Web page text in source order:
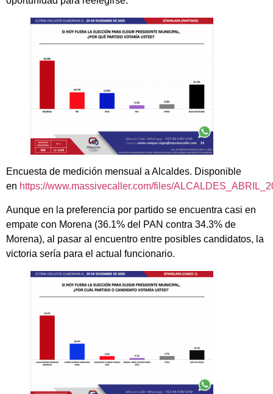
Encuesta de medición mensual a Alcaldes. Disponible
en https://www.massivecaller.com/files/
Aunque en la preferencia por partido se encuentra casi en
empate con Morena (36.1% del PAN contra 34.3% de
Morena), al pasar al encuentro entre posibles candidatos, la
victoria sería para el actual funcionario.